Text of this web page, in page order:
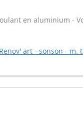
en aluminium -
Renov' art - sonson - m.